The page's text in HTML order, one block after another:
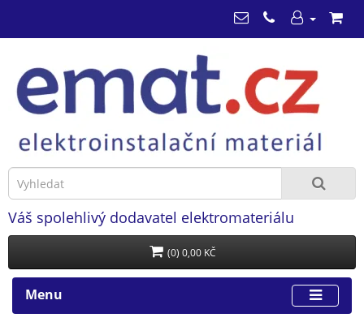
Váš spolehlivý dodavatel elektromateriálu
(0) 0,00 KČ
Menu